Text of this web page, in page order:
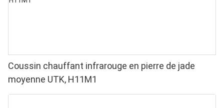
Coussin chauffant infrarouge en pierre de jade
moyenne UTK, H11M1